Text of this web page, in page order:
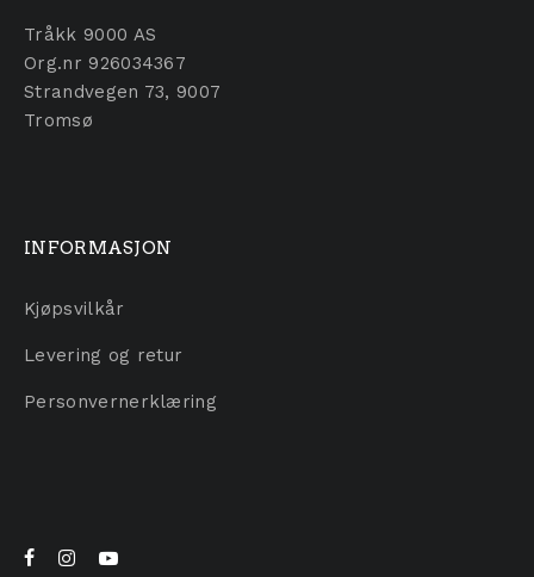
Tråkk 9000 AS
Org.nr 926034367
Strandvegen 73, 9007
Tromsø
INFORMASJON
Kjøpsvilkår
Levering og retur
Personvernerklæring